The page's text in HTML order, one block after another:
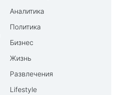
Аналитика
Политика
Бизнес
Жизнь
Развлечения
Lifestyle